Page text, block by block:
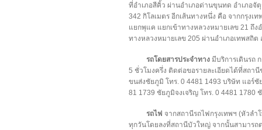
ที่อำเภอสีคิ้ว ผ่านอำเภอด่านขุนทด อำเภอจั
342 กิโลเมตร อีกเส้นทางหนึ่ง คือ จากกรุง
แยกพุแค แยกเข้าทางหลวงหมายเลข 21 ถึ
ทางหลวงหมายเลข 205 ผ่านอำเภอเทพสถิ
รถโดยสารประจำทาง มีบริการเดินรถ
5 ชั่วโมงครึ่ง ติดต่อขอรายละเอียดได้ที่สถา
ขนส่งชัยภูมิ โทร. 0 4481 1493 บริษัท แอร์ชั
81 1739 ชัยภูมิจงเจริญ โทร. 0 4481 1780
รถไฟ จากสถานีรถไฟกรุงเทพฯ (หัวลำ
ทุกวันโดยลงที่สถานีบัวใหญ่ จากนั้นสามารถ